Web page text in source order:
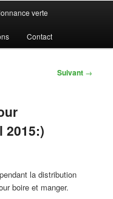
verte
Contact
Suivant →
2015:)
pendant la distribution
boire et manger.